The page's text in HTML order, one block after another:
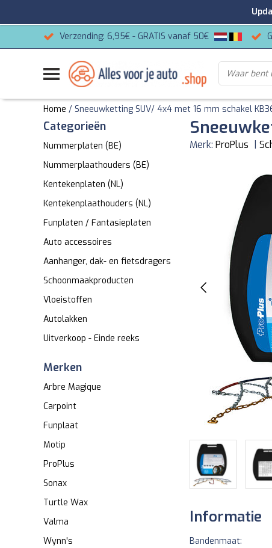
Verzending: 6,95€ - GRATIS vanaf 50€
Home / Sneeuwketting SUV/ 4x4 met 16 mm schakel
Categorieën
Nummerplaten (BE)
Nummerplaathouders (BE)
Kentekenplaten (NL)
Kentekenplaathouders (NL)
Funplaten / Fantasieplaten
Auto accessoires
Aanhanger, dak- en fietsdragers
Schoonmaakproducten
Vloeistoffen
Autolakken
Uitverkoop - Einde reeks
Merken
Arbre Magique
Carpoint
Funplaat
Motip
ProPlus
Sonax
Turtle Wax
Valma
Wynn's
Merk: ProPlus
Informatie
Bandenmaat: